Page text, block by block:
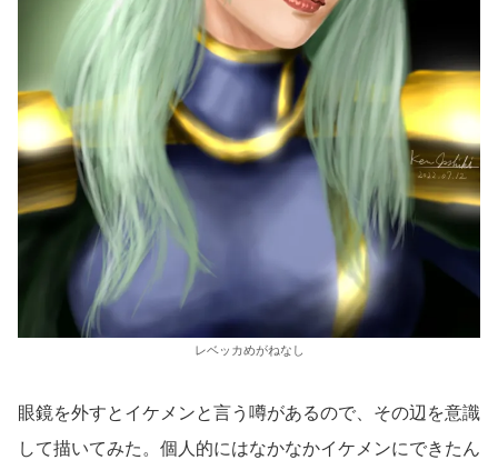
レベッカめがねなし
眼鏡を外すとイケメンと言う噂があるので、その辺を意識
して描いてみた。個人的にはなかなかイケメンにできたん